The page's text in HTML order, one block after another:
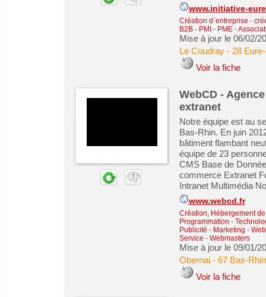
www.initiative-
Création d´entreprise -
B2B - PMI - PME-
Mise à jour le 06/02/
Le Coudray- 28
Voir la fiche
WebCD -
extranet
Notre équipe est au
Bas-Rhin. En juin
bâtiment flambant
équipe de 23
CMS Base de
commerce Extranet
Intranet Multimédia
www.webcd.fr
Création, Hébergement
Programmation -
Publicité - Marketing -
Service - Webmasters
Mise à jour le 09/01/
Obernai- 67 Bas-Rhin
Voir la fiche